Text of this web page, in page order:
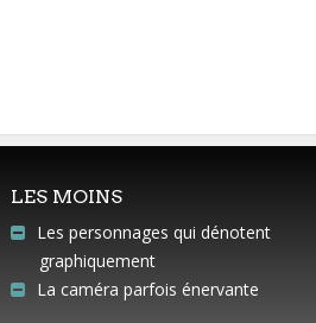
LES MOINS
Les personnages qui dénotent
graphiquement
La caméra parfois énervante